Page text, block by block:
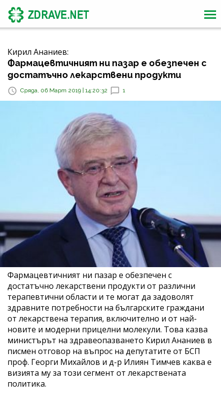
Кирил Ананиев:
Фармацевтичният ни пазар е обезпечен с
достатъчно лекарствени продукти
Сряда, 06 Март 2019 | 14:20:32 1
Фармацевтичният ни пазар е обезпечен с
достатъчно лекарствени продукти от различни
терапевтични области и те могат да задоволят
здравните потребности на българските граждани
от лекарствена терапия, включително и от най-
новите и модерни прицелни молекули. Това казва
министърът на здравеопазването Кирил Ананиев в
писмен отговор на въпрос на депутатите от БСП
проф. Георги Михайлов и д-р Илиян Тимчев каква е
визията му за този сегмент от лекарствената
политика.